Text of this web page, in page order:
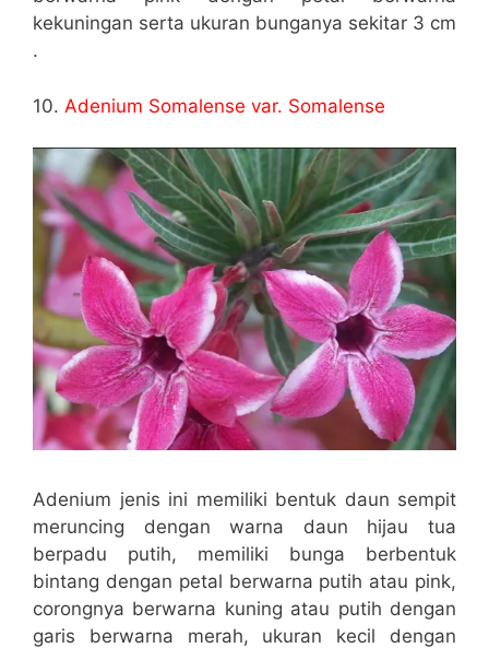
kekuningan serta ukuran bunganya sekitar 3 cm
.
10. Adenium Somalense var. Somalense
Adenium jenis ini memiliki bentuk daun sempit
meruncing dengan warna daun hijau tua
berpadu putih, memiliki bunga berbentuk
bintang dengan petal berwarna putih atau pink,
corongnya berwarna kuning atau putih dengan
garis berwarna merah, ukuran kecil dengan